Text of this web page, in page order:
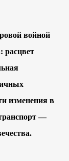
войной
расцвет
изменения в
—